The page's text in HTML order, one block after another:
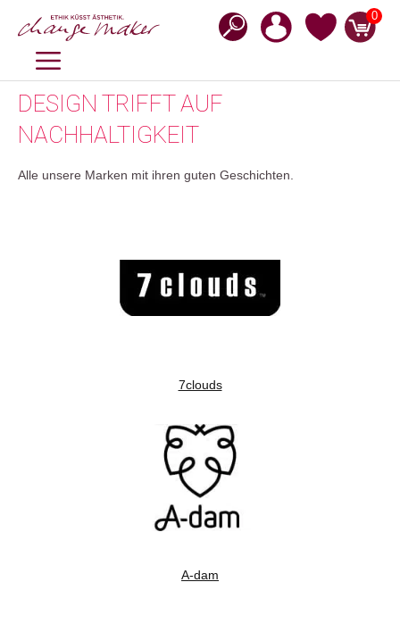
Inhalt
0
MENÜ
DESIGN TRIFFT AUF
NACHHALTIGKEIT
Alle unsere Marken mit ihren guten Geschichten.
7clouds
A-dam